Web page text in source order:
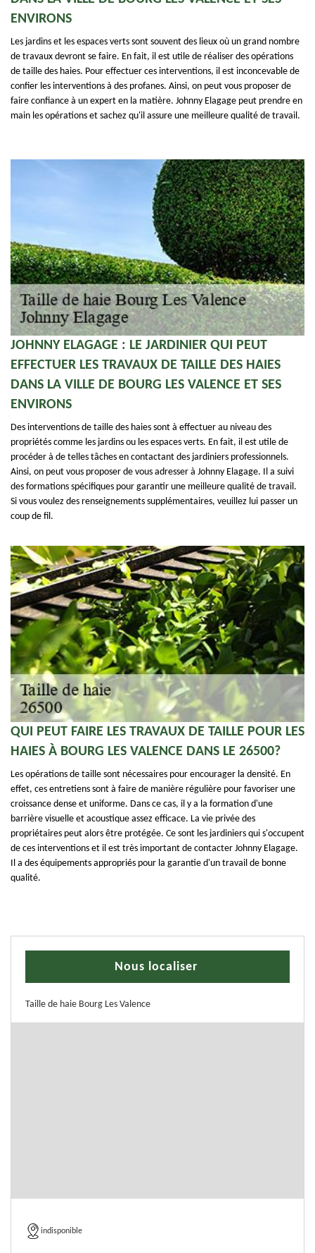
ENVIRONS
Les jardins et les espaces verts sont souvent des lieux où un grand nombre
de travaux devront se faire. En fait, il est utile de réaliser des opérations
de taille des haies. Pour effectuer ces interventions, il est inconcevable de
confier les interventions à des profanes. Ainsi, on peut vous proposer de
faire confiance à un expert en la matière. Johnny Elagage peut prendre en
main les opérations et sachez qu'il assure une meilleure qualité de travail.
JOHNNY ELAGAGE : LE JARDINIER QUI PEUT
EFFECTUER LES TRAVAUX DE TAILLE DES HAIES
DANS LA VILLE DE BOURG LES VALENCE ET SES
ENVIRONS
Des interventions de taille des haies sont à effectuer au niveau des
propriétés comme les jardins ou les espaces verts. En fait, il est utile de
procéder à de telles tâches en contactant des jardiniers professionnels.
Ainsi, on peut vous proposer de vous adresser à Johnny Elagage. Il a suivi
des formations spécifiques pour garantir une meilleure qualité de travail.
Si vous voulez des renseignements supplémentaires, veuillez lui passer un
coup de fil.
QUI PEUT FAIRE LES TRAVAUX DE TAILLE POUR LES
HAIES À BOURG LES VALENCE DANS LE 26500?
Les opérations de taille sont nécessaires pour encourager la densité. En
effet, ces entretiens sont à faire de manière régulière pour favoriser une
croissance dense et uniforme. Dans ce cas, il y a la formation d'une
barrière visuelle et acoustique assez efficace. La vie privée des
propriétaires peut alors être protégée. Ce sont les jardiniers qui s'occupent
de ces interventions et il est très important de contacter Johnny Elagage.
Il a des équipements appropriés pour la garantie d'un travail de bonne
qualité.
Nous localiser
Taille de haie Bourg Les Valence
indisponible